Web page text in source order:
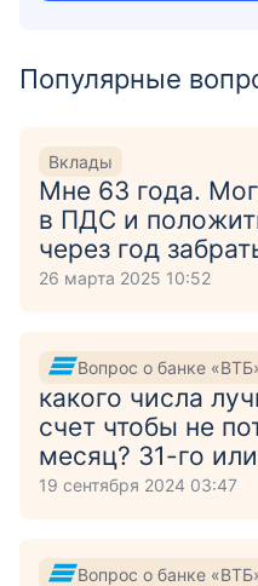
Популярные
Вклады
Мне 63 года.
в ПДС и
через год
26 марта 2025 10:52
Вопрос о банке
какого числа
счет чтобы не
месяц? 31-го
19 сентября 2024 03:47
Вопрос о банке